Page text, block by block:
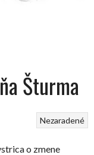
Šturma
Nezaradené
o zmene